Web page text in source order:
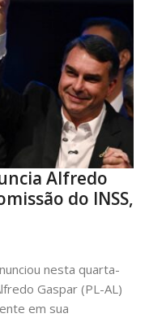
Alfredo
do INSS,
nesta quarta-
Gaspar (PL-AL)
em sua